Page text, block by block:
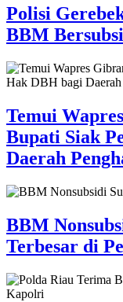
Polisi
BBM
Temui
Bupati Siak
Daerah
BBM
Terbesar di